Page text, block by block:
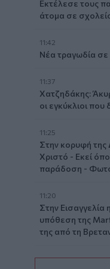
Εκτέλεσε τους
άτομα σε
11:42
Νέα τραγωδία σε
11:37
Χατζηδάκης:
οι εγκύκλιοι
11:25
Στην κορυφή της
Χριστό - Εκεί
παράδοση -
11:20
Στην Εισαγγελία
υπόθεση της
της από τη
11:11